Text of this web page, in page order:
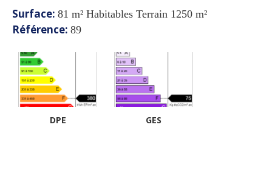
Surface: 81 m² Habitables Terrain 1250 m²
Référence: 89
DPE GES